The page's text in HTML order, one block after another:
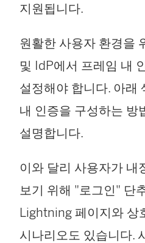
지원됩니다.
원활한 사용자 환경을
및 IdP에서 프레임 내
설정해야 합니다. 아래
내 인증을 구성하는 방
설명합니다.
이와 달리 사용자가 내
보기 위해 "로그인" 단
Lightning 페이지와 상
시나리오도 있습니다.